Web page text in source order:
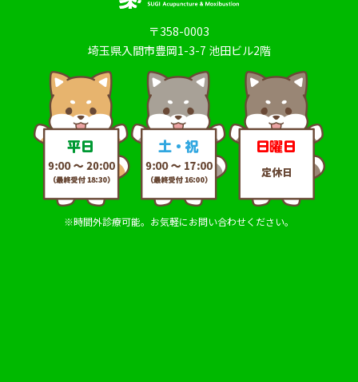
〒358-0003
埼玉県入間市豊岡1-3-7 池田ビル2階
※時間外診療可能。お気軽にお問い合わせください。